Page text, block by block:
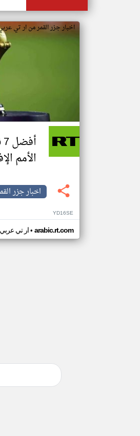
اخبار جزر القمر من ار تي
الأمم
اخبار جزر
YD16SE
ار تي عربي• arabic.rt.com